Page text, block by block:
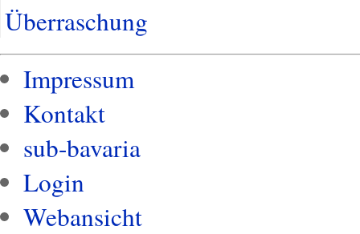
Überraschung
Impressum
Kontakt
sub-bavaria
Login
Webansicht